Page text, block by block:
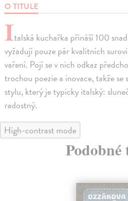
O TITULE
Italská kuchařka přináší 100
vyžadují pouze pár kvalitních
vaření. Pojí se v nich odkaz
trochou poezie a inovace, takže
stylu, který je typicky italský:
radostný.
High-contrast mode